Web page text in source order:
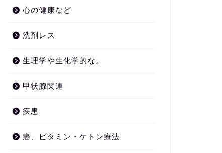
心の健康など
洗剤レス
生理学や生化学的な。
甲状腺関連
疾患
癌、ビタミン・ケトン療法